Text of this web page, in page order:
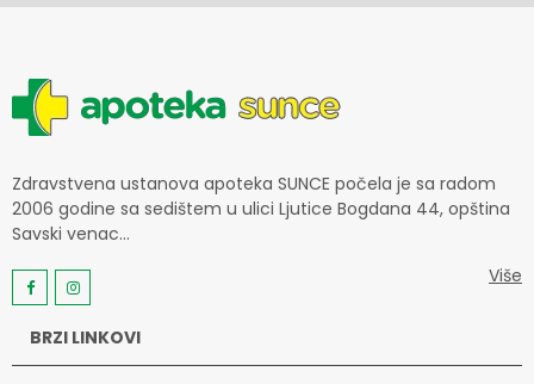
Zdravstvena ustanova apoteka SUNCE počela je sa radom
2006 godine sa sedištem u ulici Ljutice Bogdana 44, opština
Savski venac...
Više
BRZI LINKOVI